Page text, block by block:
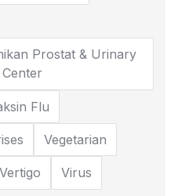
Prostat & Urinary
Flu
Vegetarian
Vertigo Virus